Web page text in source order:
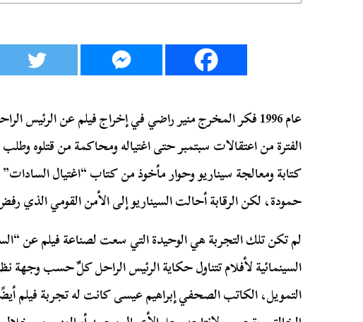
عام 1996 فكر المخرج منير راضي في إخراج فيلم عن الرئيس
الفترة من اعتقالات سبتمبر حتى اغتياله ومحاكمة من قتلوه
كتابة ومعالجة سيناريو وحوار مأخوذ من كتاب “اغتيال
حمودة، لكن الرقابة أحالت السيناريو إلى الأمن القومي الذي
لم تكن تلك التجربة هي الوحيدة التي سعت لصناعة فيلم عن
السينمائية لأفلام تتناول حكاية الرئيس الراحل كلٌ حسب وجهة
التمويل، الكاتب الصحفي إبراهيم عيسى كانت له تجربة فيلم